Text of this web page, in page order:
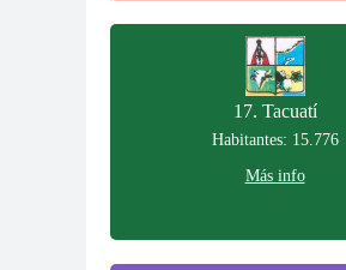
17. Tacuatí
Habitantes: 15.776
Más info